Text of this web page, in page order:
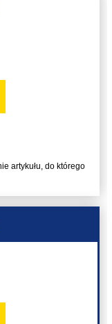
artykułu, do którego